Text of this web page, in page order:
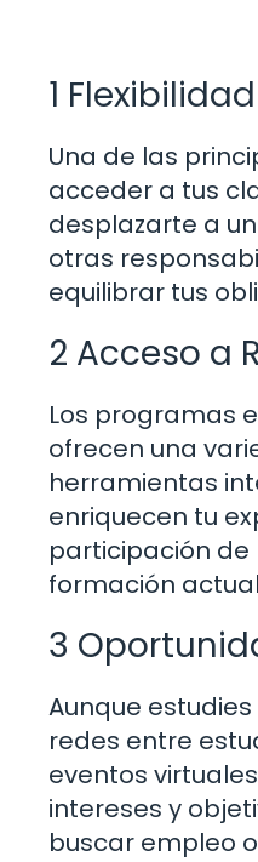
1
Una de las
acceder a tus
desplazarte a
otras
equilibrar tus
2 Acceso a
Los programas
ofrecen una
herramientas
enriquecen tu
participación de
formación
3
Aunque
redes entre
eventos
intereses y
buscar empleo